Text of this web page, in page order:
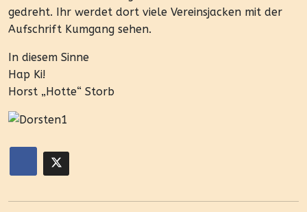
gedreht. Ihr werdet dort viele Vereinsjacken mit der
Aufschrift Kumgang sehen.
In diesem Sinne
Hap Ki!
Horst „Hotte“ Storb